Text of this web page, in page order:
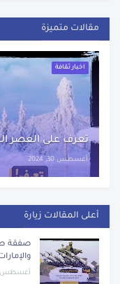
مقالات متميزة
اخبار ثقافة
تعرف على العصر
أغسطس 30, 2024
أعلى المقالات زيارة
صفقة
أغسطس 09, 2022